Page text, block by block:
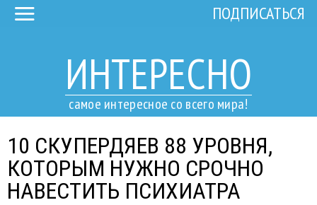
ИНТЕРЕСНО
самое интересное со всего мира!
ПОДПИСАТЬСЯ
10 СКУПЕРДЯЕВ 88 УРОВНЯ,
КОТОРЫМ НУЖНО СРОЧНО
НАВЕСТИТЬ ПСИХИАТРА